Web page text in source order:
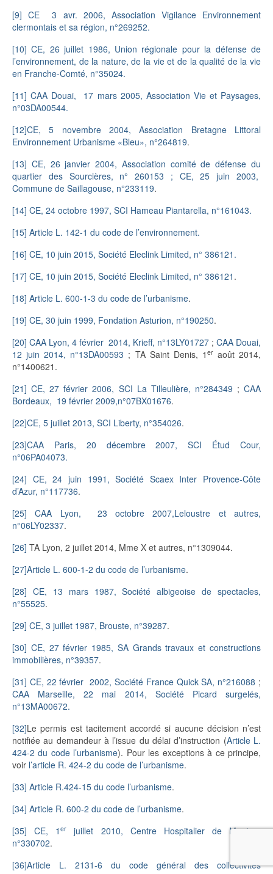
[9] CE 3 avr. 2006, Association Vigilance Environnement
clermontais et sa région, n°269252.
[10] CE, 26 juillet 1986, Union régionale pour la défense de
l’environnement, de la nature, de la vie et de la qualité de la vie
en Franche-Comté, n°35024.
[11] CAA Douai, 17 mars 2005, Association Vie et Paysages,
n°03DA00544.
[12]CE, 5 novembre 2004, Association Bretagne Littoral
Environnement Urbanisme «Bleu», n°264819.
[13] CE, 26 janvier 2004, Association comité de défense du
quartier des Sourcières, n° 260153 ; CE, 25 juin 2003,
Commune de Saillagouse, n°233119.
[14] CE, 24 octobre 1997, SCI Hameau Piantarella, n°161043.
[15] Article L. 142-1 du code de l’environnement.
[16] CE, 10 juin 2015, Société Eleclink Limited, n° 386121 .
[17] CE, 10 juin 2015, Société Eleclink Limited, n° 386121 .
[18] Article L. 600-1-3 du code de l’urbanisme.
[19] CE, 30 juin 1999, Fondation Asturion, n°190250.
[20] CAA Lyon, 4 février 2014, Krieff, n°13LY01727 ; CAA Douai,
12 juin 2014, n°13DA00593 ; TA Saint Denis, 1 eraoût 2014,
n°1400621.
[21] CE, 27 février 2006, SCI La Tilleulière, n°284349 ;CAA
Bordeaux, 19 février 2009,n°07BX01676.
[22]CE, 5 juillet 2013, SCI Liberty, n°354026.
[23]CAA Paris, 20 décembre 2007, SCI Étud Cour,
n°06PA04073.
[24] CE, 24 juin 1991, Société Scaex Inter Provence-Côte
d’Azur, n°117736.
[25]
CAA Lyon, 23 octobre 2007,Leloustre et autres,
n°06LY02337.
[26] TA Lyon, 2 juillet 2014, Mme X et autres, n°1309044.
[27]Article L. 600-1-2 du code de l’urbanisme.
[28] CE, 13 mars 1987, Société albigeoise de spectacles,
n°55525.
[29] CE, 3 juillet 1987, Brouste, n°39287.
[30] CE, 27 février 1985, SA Grands travaux et constructions
immobilières, n°39357.
[31] CE, 22 février 2002, Société France Quick SA, n°216088 ;
CAA Marseille, 22 mai 2014, Société Picard surgelés,
n°13MA00672.
[32]Le permis est tacitement accordé si aucune décision n’est
notifiée au demandeur à l’issue du délai d’instruction (Article L.
424-2 du code l’urbanisme). Pour les exceptions à ce principe,
voir l’article R. 424-2 du code de l’urbanisme.
[33] Article R.424-15 du code l’urbanisme.
[34] Article R. 600-2 du code de l’urbanisme.
[35]
CE, 1er
juillet 2010, Centre Hospitalier de Menton,
n°330702.
[36]Article L. 2131-6 du code général des collectivités